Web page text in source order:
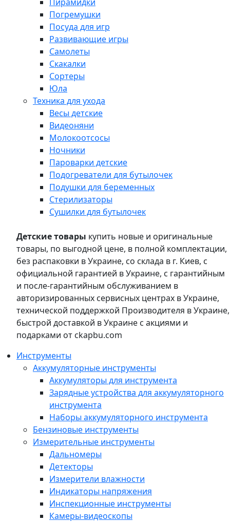
Погремушки
Посуда для игр
Развивающие игры
Самолеты
Скакалки
Сортеры
Юла
Техника для ухода
Весы детские
Видеоняни
Молокоотсосы
Ночники
Пароварки детские
Подогреватели для бутылочек
Подушки для беременных
Стерилизаторы
Сушилки для бутылочек
Детские товары купить новые и оригинальные
товары, по выгодной цене, в полной комплектации,
без распаковки в Украине, со склада в г. Киев, с
официальной гарантией в Украине, с гарантийным
и после-гарантийным обслуживанием в
авторизированных сервисных центрах в Украине,
технической поддержкой Производителя в Украине,
быстрой доставкой в Украине с акциями и
подарками от ckapbu.com
Инструменты
Аккумуляторные инструменты
Аккумуляторы для инструмента
Зарядные устройства для аккумуляторного
инструмента
Наборы аккумуляторного инструмента
Бензиновые инструменты
Измерительные инструменты
Дальномеры
Детекторы
Измерители влажности
Индикаторы напряжения
Инспекционные инструменты
Камеры-видеоскопы